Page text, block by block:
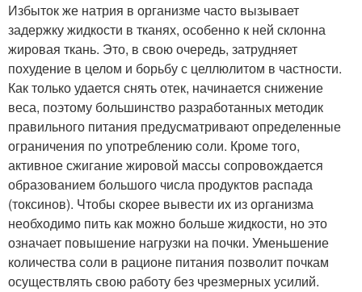
Избыток же натрия в организме часто вызывает
задержку жидкости в тканях, особенно к ней склонна
жировая ткань. Это, в свою очередь, затрудняет
похудение в целом и борьбу с целлюлитом в частности.
Как только удается снять отек, начинается снижение
веса, поэтому большинство разработанных методик
правильного питания предусматривают определенные
ограничения по употреблению соли. Кроме того,
активное сжигание жировой массы сопровождается
образованием большого числа продуктов распада
(токсинов). Чтобы скорее вывести их из организма
необходимо пить как можно больше жидкости, но это
означает повышение нагрузки на почки. Уменьшение
количества соли в рационе питания позволит почкам
осуществлять свою работу без чрезмерных усилий.